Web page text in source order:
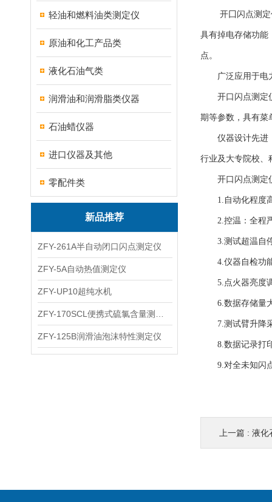
轻油和燃料油类测定仪
原油和化工产品类
液化石油气类
润滑油和润滑脂类仪器
石油蜡仪器
进口仪器及其他
零配件类
新品推荐
ZFY-261A半自动闭口闪点测定仪
ZFY-5A自动热值测定仪
ZFY-UP10超纯水机
ZFY-125B润滑油泡沫特性测定仪
开囗闪点测定仪
具有掉电存储功能
点。
广泛应用于电力
开口闪点测定仪
期等参数，具有菜
仪器设计先进，
行业及大专院校、
开口闪点测定
1.自动化程度高
2.控温：全程严
3.测试超温自
4.仪器自检功
5.点火器亮度
6.数据存储量大
7.测试臂升降采
8.数据记录打
9.对全未知闪点
上一篇 : 液化